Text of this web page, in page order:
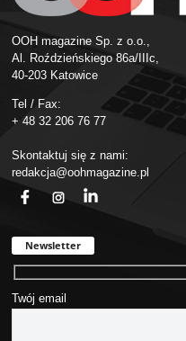
OOH magazine Sp. z o.o.,
Al. Roździeńskiego 86a/IIIc,
40-203 Katowice
Tel / Fax:
+ 48 32 206 76 77
Skontaktuj się z nami:
redakcja@oohmagazine.pl
Newsletter
Twój email